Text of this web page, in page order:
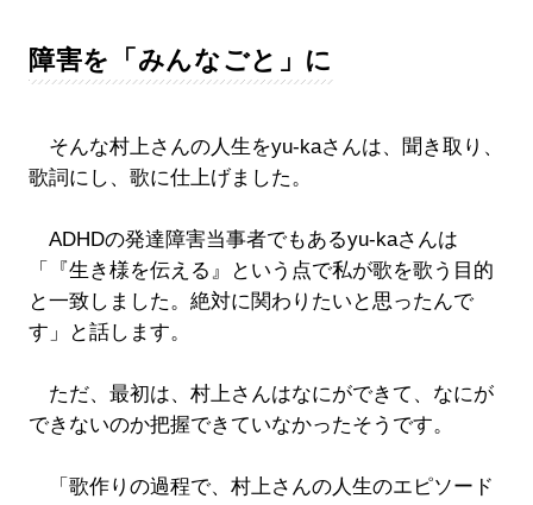
障害を「みんなごと」に
そんな村上さんの人生をyu-kaさんは、聞き取り、
歌詞にし、歌に仕上げました。
ADHDの発達障害当事者でもあるyu-kaさんは
「『生き様を伝える』という点で私が歌を歌う目的
と一致しました。絶対に関わりたいと思ったんで
す」と話します。
ただ、最初は、村上さんはなにができて、なにが
できないのか把握できていなかったそうです。
「歌作りの過程で、村上さんの人生のエピソード